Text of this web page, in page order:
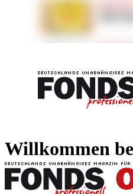
Willkommen